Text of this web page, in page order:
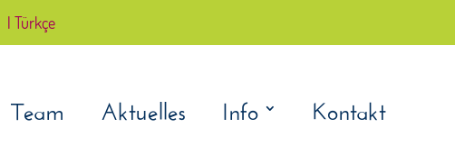
| Türkçe
Team Aktuelles Info Kontakt